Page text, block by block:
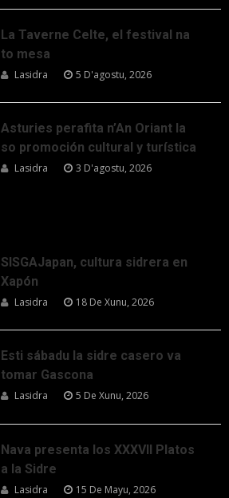
La Taverne Celte, el festival na
to mesa
Lasidra 5 D'agostu, 2026
Asturies perafita n’An Oriant la
so promoción cultural y turística
Lasidra 3 D'agostu, 2026
SISGAJapan, cultura sidrera en
Xapón
Lasidra 18 De Xunu, 2026
Esti sábadu la sidre casero va
tomar Gascona
Lasidra 5 De Xunu, 2026
Nava presenta los XXXVII Platos
a la Sidre
Lasidra 15 De Mayu, 2026